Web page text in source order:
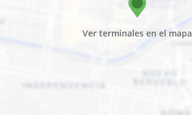
Ver terminales en el mapa